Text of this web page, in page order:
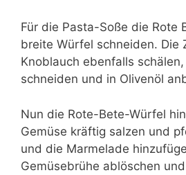
Für die Pasta-Soße die Rote
breite Würfel schneiden. Die
Knoblauch ebenfalls
schneiden und in Olivenöl
Nun die Rote-Bete-Würfel
Gemüse kräftig salzen und
und die Marmelade
Gemüsebrühe ablöschen